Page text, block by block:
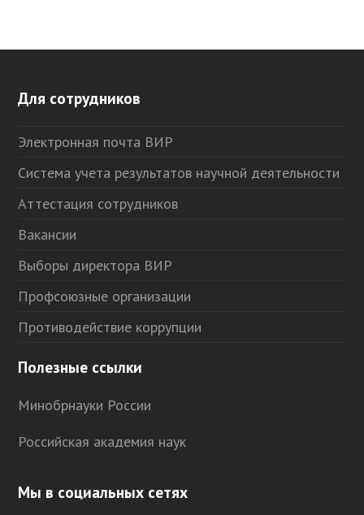
Для сотрудников
Электронная почта ВИР
Система учета результатов научной деятельности
Аттестация сотрудников
Вакансии
Выборы директора ВИР
Профсоюзные организации
Противодействие коррупции
Полезные ссылки
Минобрнауки России
Российская академия наук
Мы в социальных сетях